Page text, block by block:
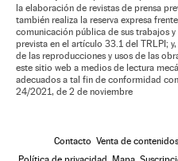
la elaboración de revistas de prensa
también realiza la reserva expresa
comunicación pública de sus trabajos
prevista en el artículo 33.1 del TRLPI;
de las reproducciones y usos de las
este sitio web a medios de lectura
adecuados a tal fin de conformidad
24/2021, de 2 de noviembre
Contacto Venta de contenidos